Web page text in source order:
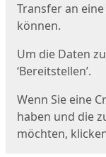
Transfer an
können.
Um die Daten
‘Bereitstellen’.
Wenn Sie eine
haben und die
möchten,